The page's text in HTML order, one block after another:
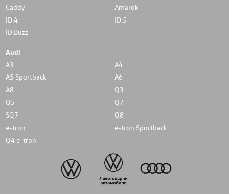
Caddy
Amarok
ID.4
ID.5
ID.Buzz
Audi
A3
A4
A5 Sportback
A6
A8
Q3
Q5
Q7
SQ7
Q8
e-tron
e-tron Sportback
Q4 e-tron